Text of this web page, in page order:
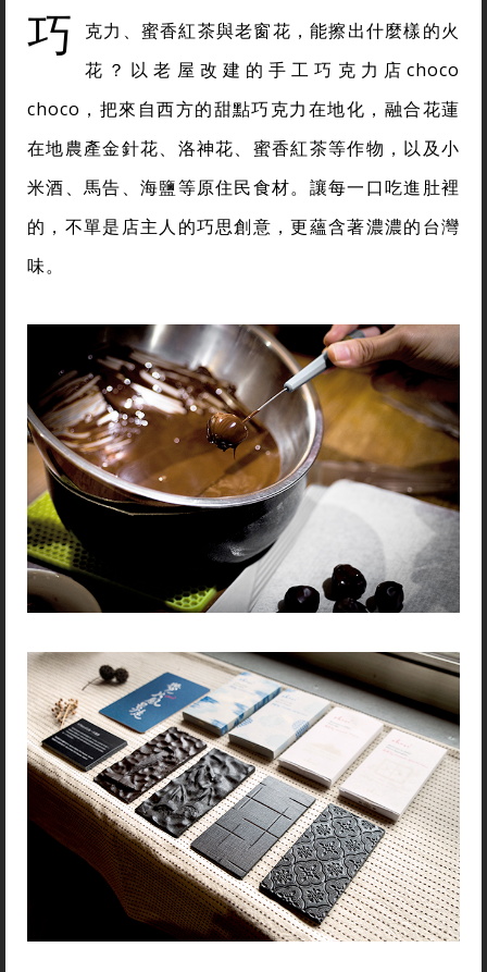
巧
克力、蜜香紅茶與老窗花，能擦出什麼樣的火
花？以老屋改建的手工巧克力店choco
choco，把來自西方的甜點巧克力在地化，融合花蓮
在地農產金針花、洛神花、蜜香紅茶等作物，以及小
米酒、馬告、海鹽等原住民食材。讓每一口吃進肚裡
的，不單是店主人的巧思創意，更蘊含著濃濃的台灣
味。